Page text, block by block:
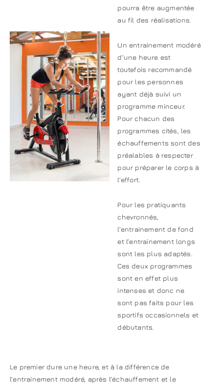
pourra être augmentée
au fil des réalisations.
Un entrainement modéré
d’une heure est
toutefois recommandé
pour les personnes
ayant déjà suivi un
programme minceur.
Pour chacun des
programmes cités, les
échauffements sont des
préalables à respecter
pour préparer le corps à
l’effort.
Pour les pratiquants
chevronnés,
l’entrainement de fond
et l’entrainement longs
sont les plus adaptés.
Ces deux programmes
sont en effet plus
intenses et donc ne
sont pas faits pour les
sportifs occasionnels et
débutants.
Le premier dure une heure, et à la différence de
l’entrainement modéré, après l’échauffement et le